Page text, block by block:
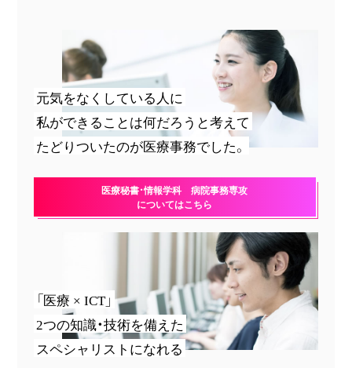
元気をなくしている人に
私ができることは何だろうと考えて
たどりついたのが医療事務でした。
医療秘書・情報学科 病院事務専攻
についてはこちら
「医療 × ICT」
2つの知識・技術を備えた
スペシャリストになれる